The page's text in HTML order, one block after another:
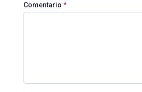
Comentario *